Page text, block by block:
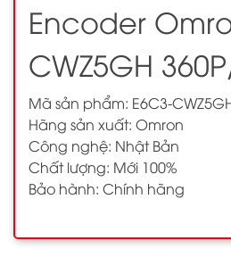
Encoder
CWZ5GH
Mã sản phẩm: E6C3-
Hãng sản xuất: Omron
Công nghệ: Nhật Bản
Chất lượng: Mới 100%
Bảo hành: Chính hãng